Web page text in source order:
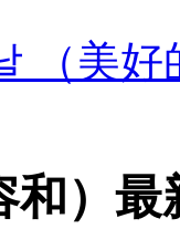
（美好
和）最